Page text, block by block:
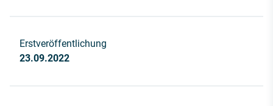
Erstveröffentlichung
23.09.2022